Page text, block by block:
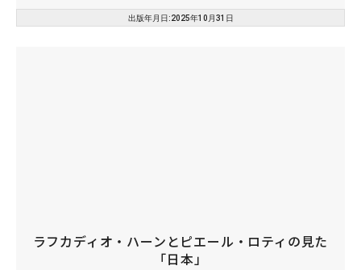
出版年月日:2025年10月31日
ラフカディオ・ハーンとピエール・ロティの見た
「日本」